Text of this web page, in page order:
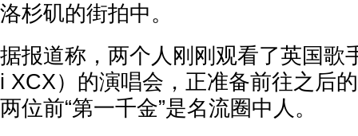
洛杉矶的街拍中。
据报道称，两个人刚刚观看了英国歌
i XCX）的演唱会，正准备前往之后
两位前“第一千金”是名流圈中人。